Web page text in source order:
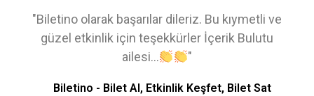
"Biletino olarak başarılar dileriz. Bu kıymetli ve
güzel etkinlik için teşekkürler İçerik Bulutu
ailesi...
"
Biletino - Bilet Al, Etkinlik Keşfet, Bilet Sat